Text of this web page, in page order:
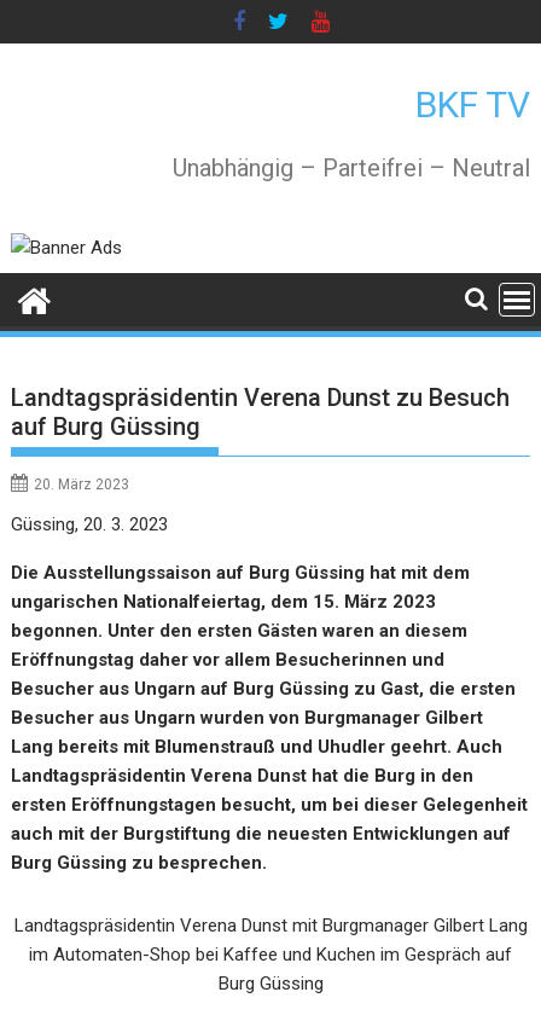
to
BKF TV
Unabhängig – Parteifrei – Neutral
Landtagspräsidentin Verena Dunst zu Besuch
auf Burg Güssing
20. März 2023
Güssing, 20. 3. 2023
Die Ausstellungssaison auf Burg Güssing hat mit dem
ungarischen Nationalfeiertag, dem 15. März 2023
begonnen. Unter den ersten Gästen waren an diesem
Eröffnungstag daher vor allem Besucherinnen und
Besucher aus Ungarn auf Burg Güssing zu Gast, die ersten
Besucher aus Ungarn wurden von Burgmanager Gilbert
Lang bereits mit Blumenstrauß und Uhudler geehrt. Auch
Landtagspräsidentin Verena Dunst hat die Burg in den
ersten Eröffnungstagen besucht, um bei dieser Gelegenheit
auch mit der Burgstiftung die neuesten Entwicklungen auf
Burg Güssing zu besprechen.
Landtagspräsidentin Verena Dunst mit Burgmanager Gilbert Lang
im Automaten-Shop bei Kaffee und Kuchen im Gespräch auf
Burg Güssing